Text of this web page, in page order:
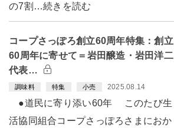
の7割…続きを読む
コープさっぽろ創立60周年特集：創立
60周年に寄せて＝岩田醸造・岩田洋二
代表…
調味料 特集 小売 2025.08.14
●道民に寄り添い60年 このたび生
活協同組合コープさっぽろさまにおか